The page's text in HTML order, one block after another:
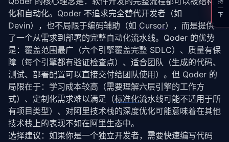
化和自动化。Qoder 不追求完全替代开发者（如
Devin），也不局限于编码辅助（如 Cursor），而是提供
了一个从需求到部署的完整自动化流水线。Qoder 的优势
是：覆盖范围最广（六个引擎覆盖完整 SDLC）、质量有保
障（每个引擎都有验证检查点）、适合团队（生成的代码、
测试、部署配置可以直接交付给团队使用）。但 Qoder 的
局限在于：学习成本较高（需要理解六层引擎的工作方
式）、定制化需求难以满足（标准化流水线可能不适用于所
有项目类型）、对阿里技术栈的深度优化可能意味着在其他
技术栈上的表现不如在阿里生态中。
选择建议：如果你是一个独立开发者，需要快速编写代码